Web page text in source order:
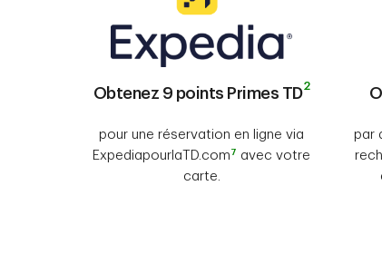
Obtenez 9 points Primes TD2
pour une réservation en ligne via
ExpediapourlaTD.com 7 avec votre
carte.
par